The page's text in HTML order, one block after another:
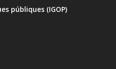
públiques (IGOP)